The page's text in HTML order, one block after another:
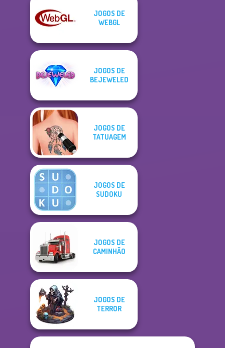
JOGOS DE
WEBGL
JOGOS DE
BEJEWELED
JOGOS DE
TATUAGEM
JOGOS DE
SUDOKU
JOGOS DE
CAMINHÃO
JOGOS DE
TERROR